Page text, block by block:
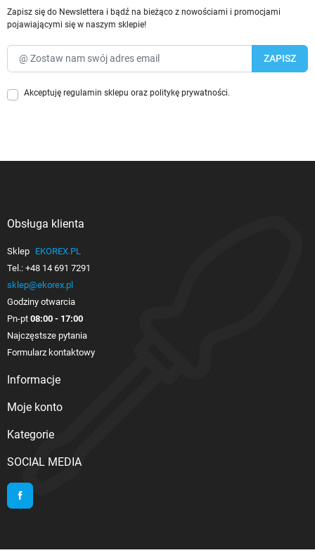
Zapisz się do Newslettera i bądź na bieżąco z nowościami i promocjami
pojawiającymi się w naszym sklepie!
Akceptuję regulamin sklepu oraz politykę prywatności.
Obsługa klienta
Sklep EKOREX.PL
Tel.: +48 14 691 7291
sklep@ekorex.pl
Godziny otwarcia
Pn-pt 08:00 - 17:00
Najczęstsze pytania
Formularz kontaktowy
Informacje
Moje konto
Kategorie
SOCIAL MEDIA
Facebook